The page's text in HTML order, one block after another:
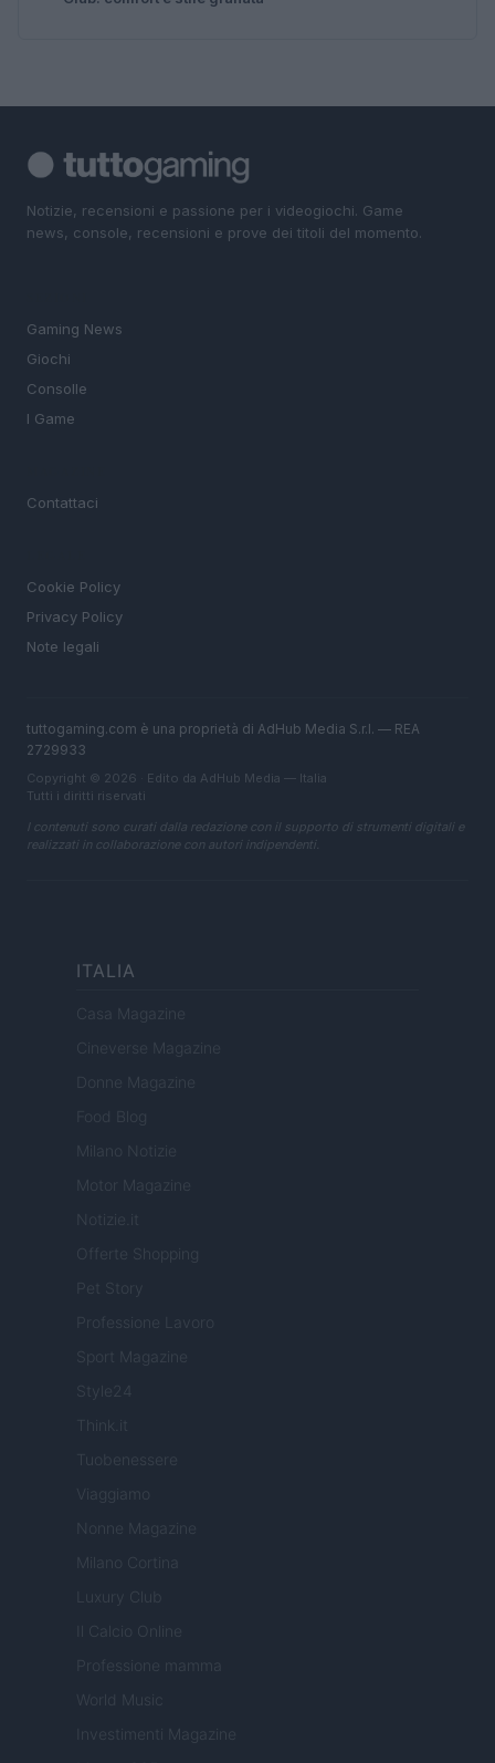
Notizie, recensioni e passione per i videogiochi. Game
news, console, recensioni e prove dei titoli del momento.
Gaming News
Giochi
Consolle
I Game
Contattaci
Cookie Policy
Privacy Policy
Note legali
tuttogaming.com è una proprietà di AdHub Media S.r.l. — REA
2729933
Copyright © 2026 · Edito da AdHub Media — Italia
Tutti i diritti riservati
I contenuti sono curati dalla redazione con il supporto di strumenti digitali e
realizzati in collaborazione con autori indipendenti.
ITALIA
Casa Magazine
Cineverse Magazine
Donne Magazine
Food Blog
Milano Notizie
Motor Magazine
Notizie.it
Offerte Shopping
Pet Story
Professione Lavoro
Sport Magazine
Style24
Think.it
Tuobenessere
Viaggiamo
Nonne Magazine
Milano Cortina
Luxury Club
Il Calcio Online
Professione mamma
World Music
Investimenti Magazine